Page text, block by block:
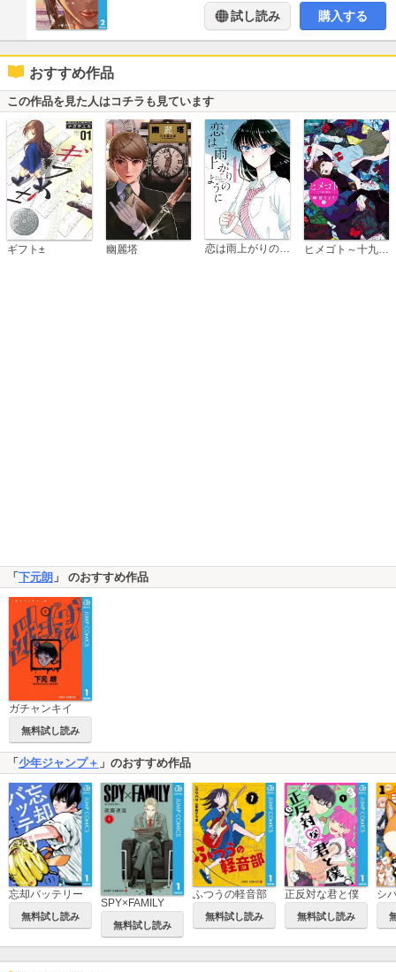
試し読み 購入する
おすすめ作品
この作品を見た人はコチラも見ています
ギフト± 幽麗塔 恋は雨上がりのように
「下元朗 」 のおすすめ作品
ガチャンキイ
無料試し読み
「少年ジャンプ＋ 」のおすすめ作品
忘却バッテリー
無料試し読み
SPY×FAMILY
無料試し読み
ふつうの軽音部
無料試し読み
正反対な君と僕
無料試し読み
シ